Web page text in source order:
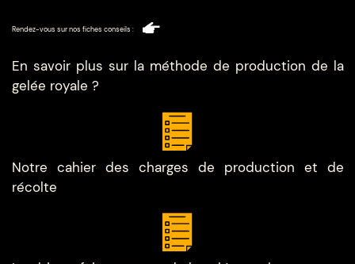
Rendez-vous sur nos fiches conseils :
En savoir plus sur la méthode de production de la
gelée royale ?
Notre cahier des charges de production et de
récolte